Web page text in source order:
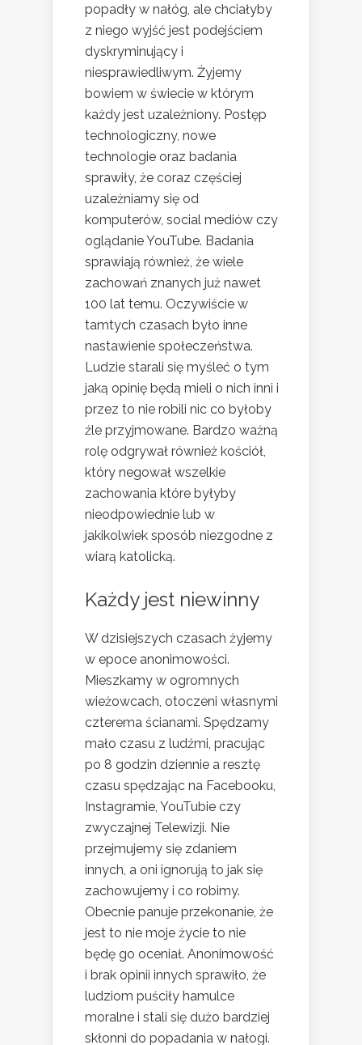
popadły w nałóg, ale chciałyby
z niego wyjść jest podejściem
dyskryminujący i
niesprawiedliwym. Żyjemy
bowiem w świecie w którym
każdy jest uzależniony. Postęp
technologiczny, nowe
technologie oraz badania
sprawiły, że coraz częściej
uzależniamy się od
komputerów, social mediów czy
oglądanie YouTube. Badania
sprawiają również, że wiele
zachowań znanych już nawet
100 lat temu. Oczywiście w
tamtych czasach było inne
nastawienie społeczeństwa.
Ludzie starali się myśleć o tym
jaką opinię będą mieli o nich inni i
przez to nie robili nic co byłoby
źle przyjmowane. Bardzo ważną
rolę odgrywał również kościół,
który negował wszelkie
zachowania które byłyby
nieodpowiednie lub w
jakikolwiek sposób niezgodne z
wiarą katolicką.
Każdy jest niewinny
W dzisiejszych czasach żyjemy
w epoce anonimowości.
Mieszkamy w ogromnych
wieżowcach, otoczeni własnymi
czterema ścianami. Spędzamy
mało czasu z ludźmi, pracując
po 8 godzin dziennie a resztę
czasu spędzając na Facebooku,
Instagramie, YouTubie czy
zwyczajnej Telewizji. Nie
przejmujemy się zdaniem
innych, a oni ignorują to jak się
zachowujemy i co robimy.
Obecnie panuje przekonanie, że
jest to nie moje życie to nie
będę go oceniał. Anonimowość
i brak opinii innych sprawiło, że
ludziom puściły hamulce
moralne i stali się dużo bardziej
skłonni do popadania w nałogi.